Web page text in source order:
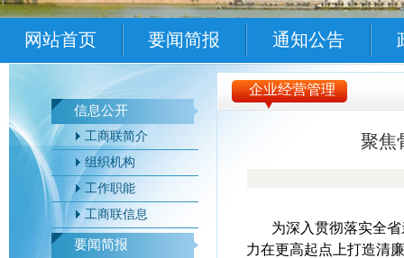
网站首页 要闻简报 通知公告
信息公开
工商联简介
组织机构
工作职能
工商联信息
要闻简报
企业经营管理
聚焦
为深入贯彻落实全
力在更高起点上打造清